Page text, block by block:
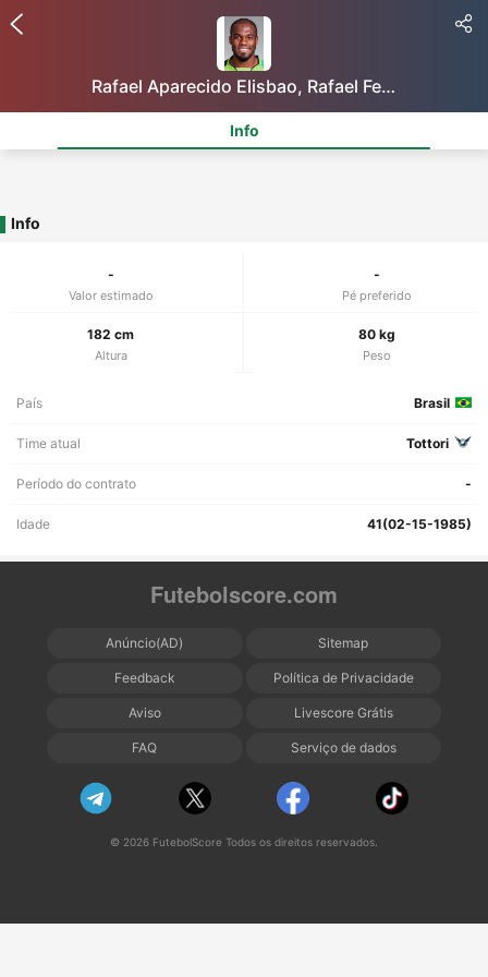
Rafael Aparecido Elisbao, Rafael Fefo
Info
Info
-
Valor estimado
-
Pé preferido
182 cm
Altura
80 kg
Peso
País Brasil
Time atual Tottori
Período do contrato -
Idade 41(02-15-1985)
Futebolscore.com
Anúncio(AD) Sitemap
Feedback Política de Privacidade
Aviso Livescore Grátis
FAQ Serviço de dados
© 2026 FutebolScore Todos os direitos reservados.